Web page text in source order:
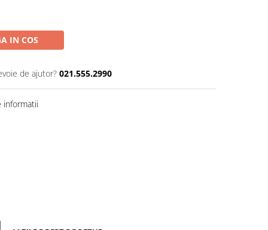
IN COS
de ajutor? 021.555.2990
informatii